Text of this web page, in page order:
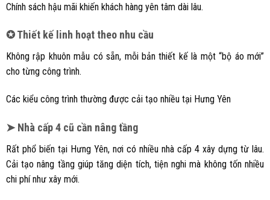
Chính sách hậu mãi khiến khách hàng yên tâm dài lâu.
✪ Thiết kế linh hoạt theo nhu cầu
Không rập khuôn mẫu có sẵn, mỗi bản thiết kế là một “bộ áo mới”
cho từng công trình.
Các kiểu công trình thường được cải tạo nhiều tại Hưng Yên
➤ Nhà cấp 4 cũ cần nâng tầng
Rất phổ biến tại Hưng Yên, nơi có nhiều nhà cấp 4 xây dựng từ lâu.
Cải tạo nâng tầng giúp tăng diện tích, tiện nghi mà không tốn nhiều
chi phí như xây mới.